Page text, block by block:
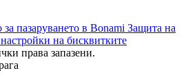
за пазаруването в Bonami Защита на
на бисквитките
права запазени.